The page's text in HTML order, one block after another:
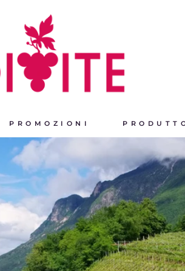
PROMOZIONI